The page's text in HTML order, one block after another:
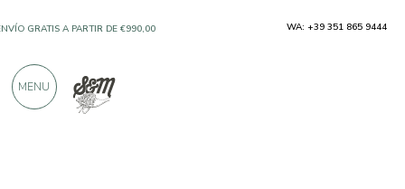
GRATIS A PARTIR DE €990,00
PRODUCTOS DE FABRICANTES
WA: +39 351 865 9444
MENU